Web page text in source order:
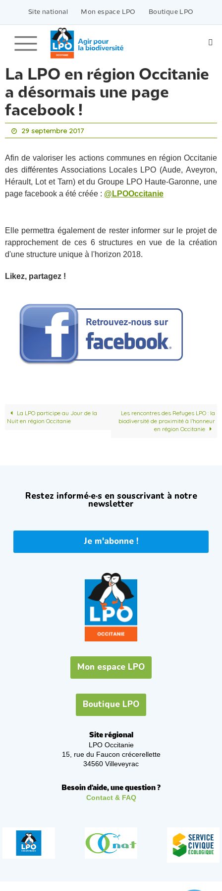
contenu
Site national Mon espace LPO Boutique LPO
La LPO en région Occitanie
a désormais une page
facebook !
29 septembre 2017
Afin de valoriser les actions communes en région Occitanie
des différentes Associations Locales LPO (Aude, Aveyron,
Hérault, Lot et Tarn) et du Groupe LPO Haute-Garonne, une
page facebook a été créée : @LPOOccitanie
Elle permettra également de rester informer sur le projet de
rapprochement de ces 6 structures en vue de la création
d'une structure unique à l'horizon 2018.
Likez, partagez !
La LPO participe au Jour de la
Nuit en région Occitanie
Les rencontres des Refuges LPO : la
biodiversité de proximité à l’honneur
en région Occitanie
Restez informé·e·s en souscrivant à notre
newsletter
Je m'abonne !
Mon espace LPO
Boutique LPO
Site régional
LPO Occitanie
15, rue du Faucon crécerellette
34560 Villeveyrac
Besoin d'aide, une question ?
Contact & FAQ